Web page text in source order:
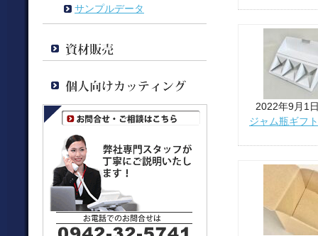
サンプルデータ
2022年9月1
ジャム瓶ギフ